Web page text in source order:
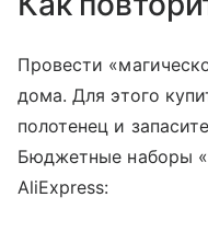
Провести
дома. Для этого
полотенец и
Бюджетные наборы
AliExpress: